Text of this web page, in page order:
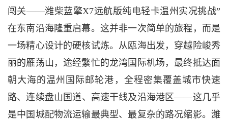
闯关——潍柴蓝擎X7远航版纯电轻卡温州实况挑战”
在东南沿海隆重启幕。这并非一次简单的旅程，而是
一场精心设计的硬核试炼。从瓯海出发，穿越险峻秀
丽的雁荡山，途经繁忙的龙湾国际机场，最终抵达面
朝大海的温州国际邮轮港，全程密集覆盖城市快速
路、连续盘山国道、高速干线及沿海港区——这几乎
是中国城配物流运输最典型、最复杂的路况缩影。潍